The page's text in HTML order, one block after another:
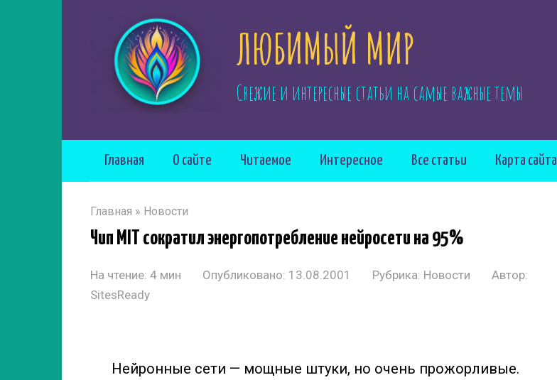
ЛЮБИМЫЙ МИР
Свежие и интересные статьи на самые важные темы
Главная О сайте Читаемое Интересное Все статьи Карта сайта
Главная » Новости
Чип MIT сократил энергопотребление нейросети на 95%
На чтение: 4 мин Опубликовано: 13.08.2001 Рубрика: Новости
Автор:
SitesReady
Нейронные сети — мощные штуки, но очень прожорливые.